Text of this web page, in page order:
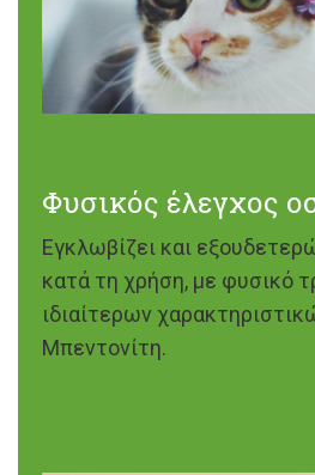
Φυσικός έλεγχος
Εγκλωβίζει και
κατά τη χρήση, με φυσικό
ιδιαίτερων
Μπεντονίτη.